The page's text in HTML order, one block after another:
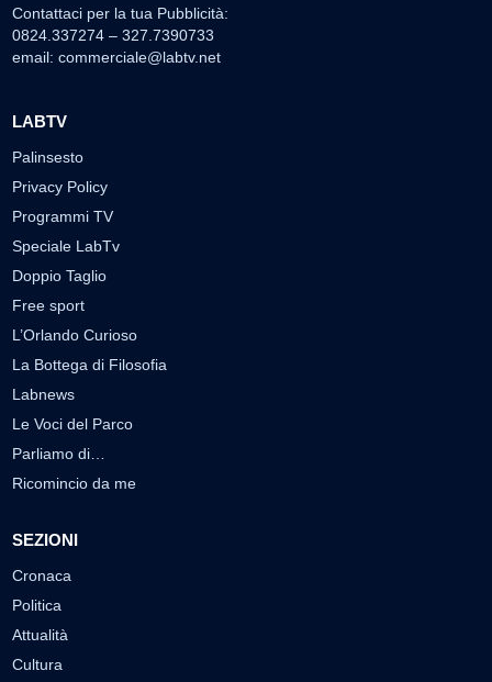
Contattaci per la tua Pubblicità:
0824.337274 – 327.7390733
email: commerciale@labtv.net
LABTV
Palinsesto
Privacy Policy
Programmi TV
Speciale LabTv
Doppio Taglio
Free sport
L’Orlando Curioso
La Bottega di Filosofia
Labnews
Le Voci del Parco
Parliamo di…
Ricomincio da me
SEZIONI
Cronaca
Politica
Attualità
Cultura